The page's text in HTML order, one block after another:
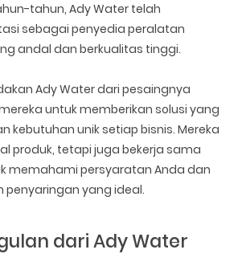
tahun, Ady Water telah
sebagai penyedia peralatan
andal dan berkualitas tinggi.
Ady Water dari pesaingnya
untuk memberikan solusi yang
kebutuhan unik setiap bisnis. Mereka
produk, tetapi juga bekerja sama
memahami persyaratan Anda dan
yang ideal.
dari Ady Water